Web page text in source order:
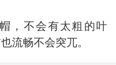
，不会有太粗的叶
流畅不会突兀。